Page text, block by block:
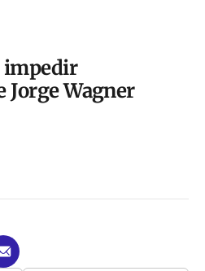
impedir
Jorge Wagner